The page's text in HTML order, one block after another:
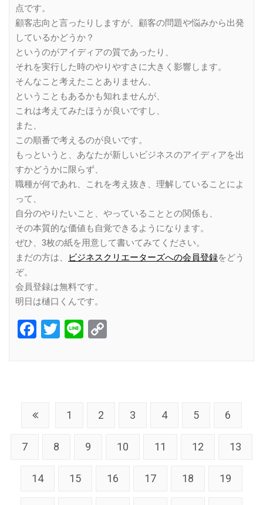
点です。
顧客志向と言ったりしますが、顧客の問題や悩みから出発
しているかどうか？
というのがアイディアの質であったり、
それを実行した時のやりやすさに大きく影響します。
そんなこと考えたことありません、
ということもあるかも知れませんが、
これは考えてみたほうが良いですし、
また、
この順番で考えるのが良いです。
もっというと、あなたが新しいビジネスのアイディアを出
すかどうかに限らず、
職種が何であれ、これを考え抜き、理解していることによ
って、
自分のやりたいこと、やっていることとの関係も、
その本質的な価値も自覚できるようになります。
ぜひ、3枚の紙を用意して書いてみてください。
まだの方は、
ビジネスクリエーターズへの会員登録をどう
ぞ。
会員登録は無料です。
明日は樋口くんです。
Facebook
Twitter
Line
1 2 3 4 5 6
7 8 9 10 11 12 13
14 15 16 17 18 19